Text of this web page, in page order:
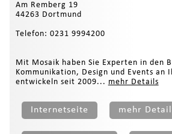
Am Remberg 19
44263 Dortmund
Telefon: 0231 9994200
Mit Mosaik haben Sie Experten in den
Kommunikation, Design und Events an
entwickeln seit 2009... mehr Details
Internetseite mehr